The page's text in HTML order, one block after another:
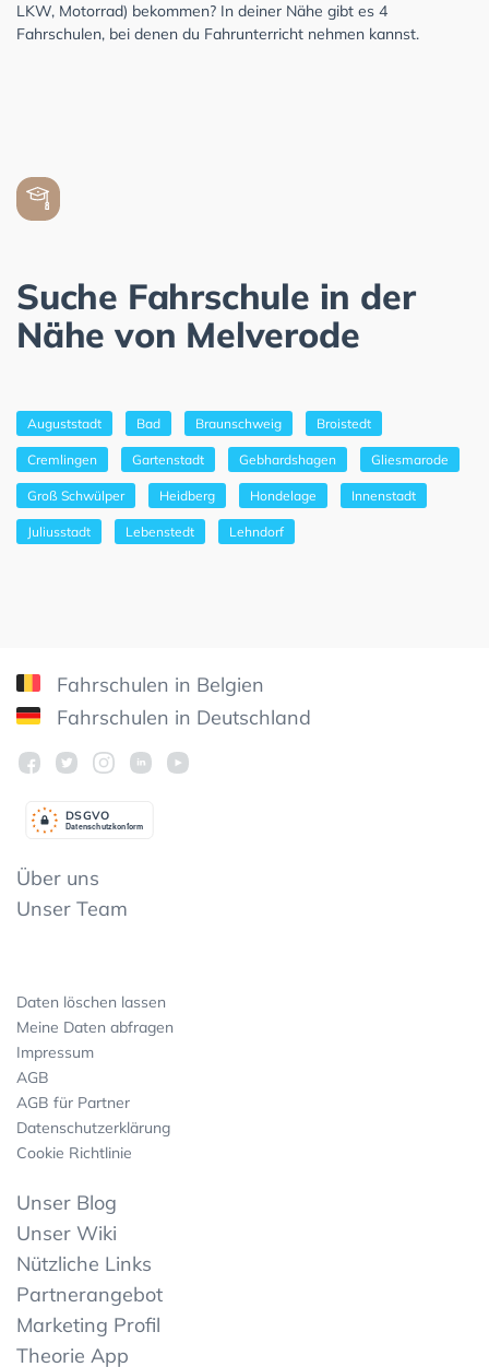
LKW, Motorrad) bekommen? In deiner Nähe gibt es 4
Fahrschulen, bei denen du Fahrunterricht nehmen kannst.
Suche Fahrschule in der
Nähe von Melverode
Auguststadt Bad Braunschweig Broistedt
Cremlingen Gartenstadt Gebhardshagen Gliesmarode
Groß Schwülper Heidberg Hondelage Innenstadt
Juliusstadt Lebenstedt Lehndorf
Fahrschulen in Belgien
Fahrschulen in Deutschland
Datenschutzkonform
DSGVO
Über uns
Unser Team
Daten löschen lassen
Meine Daten abfragen
Impressum
AGB
AGB für Partner
Datenschutzerklärung
Cookie Richtlinie
Unser Blog
Unser Wiki
Nützliche Links
Partnerangebot
Marketing Profil
Theorie App